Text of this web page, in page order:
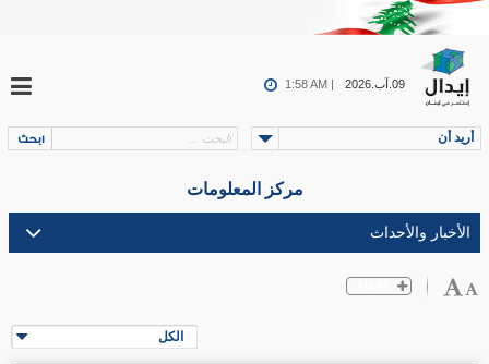
09.آب.2026 1:58 AM |
أريد أن
مركز المعلومات
الكل